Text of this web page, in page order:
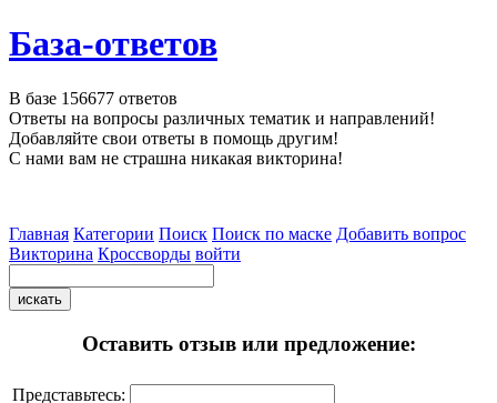
База-ответов
В базе 156677 ответов
Ответы на вопросы различных тематик и направлений!
Добавляйте свои ответы в помощь другим!
С нами вам не страшна никакая викторина!
Главная Категории Поиск Поиск по маске Добавить вопрос
Викторина Кроссворды войти
Оставить отзыв или предложение:
Представьтесь: